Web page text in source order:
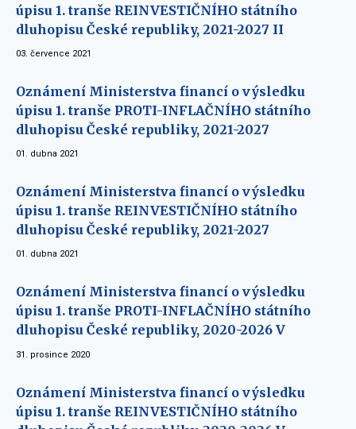
úpisu 1. tranše REINVESTIČNÍHO státního
dluhopisu České republiky, 2021-2027 II
03. července 2021
Oznámení Ministerstva financí o výsledku
úpisu 1. tranše PROTI-INFLAČNÍHO státního
dluhopisu České republiky, 2021-2027
01. dubna 2021
Oznámení Ministerstva financí o výsledku
úpisu 1. tranše REINVESTIČNÍHO státního
dluhopisu České republiky, 2021-2027
01. dubna 2021
Oznámení Ministerstva financí o výsledku
úpisu 1. tranše PROTI-INFLAČNÍHO státního
dluhopisu České republiky, 2020-2026 V
31. prosince 2020
Oznámení Ministerstva financí o výsledku
úpisu 1. tranše REINVESTIČNÍHO státního